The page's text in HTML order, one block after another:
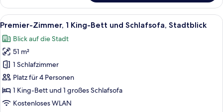
anzeigen
Suite,
1 King-
Bett
Schlafsofa,
Blick
auf
den
Jachthafen
Alle
Fotos
für
Premier-
Zimmer,
1 King-
Bett
und
Ein Hotelzimmer mit einem großen
7
Premier-Zimmer, 1 King-Bett und Schlafsofa, Stadtblick
Blick auf die Stadt
51 m²
1 Schlafzimmer
Platz für 4 Personen
1 King-Bett und 1 großes Schlafsofa
Kostenloses WLAN